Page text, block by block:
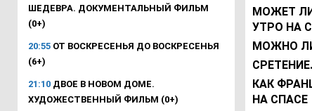
ШЕДЕВРА. ДОКУМЕНТАЛЬНЫЙ ФИЛЬМ
(0+)
20:55 ОТ ВОСКРЕСЕНЬЯ ДО ВОСКРЕСЕНЬЯ
(6+)
21:10 ДВОЕ В НОВОМ ДОМЕ.
ХУДОЖЕСТВЕННЫЙ ФИЛЬМ (0+)
МОЖЕТ
УТРО НА
МОЖНО
КАК
НА СПАСЕ